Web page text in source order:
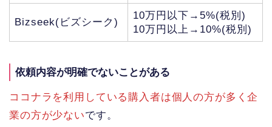
Bizseek(ビズシーク)
10万円以下→5%(税別)
10万円以上→10%(税別)
依頼内容が明確でないことがある
ココナラを利用している購入者は個人の方が多く企
業の方が少ないです。